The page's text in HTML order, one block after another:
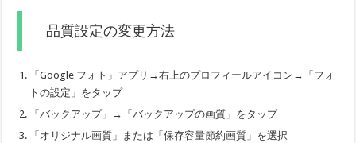
品質設定の変更方法
「Google フォト」アプリ→右上のプロフィールアイコン→「フォ
トの設定」をタップ
「バックアップ」→「バックアップの画質」をタップ
「オリジナル画質」または「保存容量節約画質」を選択